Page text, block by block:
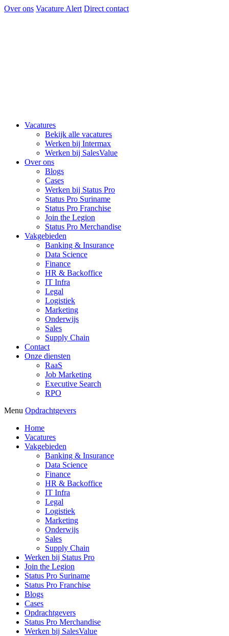
Over ons Vacature Alert Direct contact
Vacatures
Bekijk alle vacatures
Werken bij Intermax
Werken bij SalesValue
Over ons
Blogs
Cases
Werken bij Status Pro
Status Pro Suriname
Status Pro Franchise
Join the Legion
Status Pro Merchandise
Vakgebieden
Banking & Insurance
Data Science
Finance
HR & Backoffice
IT Infra
Legal
Logistiek
Marketing
Onderwijs
Sales
Supply Chain
Contact
Onze diensten
RaaS
Job Marketing
Executive Search
RPO
Menu Opdrachtgevers
Home
Vacatures
Vakgebieden
Banking & Insurance
Data Science
Finance
HR & Backoffice
IT Infra
Legal
Logistiek
Marketing
Onderwijs
Sales
Supply Chain
Werken bij Status Pro
Join the Legion
Status Pro Suriname
Status Pro Franchise
Blogs
Cases
Opdrachtgevers
Status Pro Merchandise
Werken bij SalesValue